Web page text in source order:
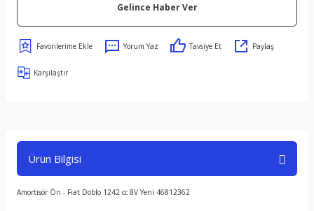
Gelince Haber Ver
Yorum Yaz Tavsiye Et Paylaş
Karşılaştır
Ürün Bilgisi
Amortisör Ön - Fiat Doblo 1242 cc 8V Yeni 46812362